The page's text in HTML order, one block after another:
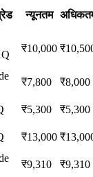
न्यूनतम
₹10,000 ₹
₹7,800 ₹8,000
₹5,300 ₹5,300
₹13,000 ₹
₹9,310 ₹9,310